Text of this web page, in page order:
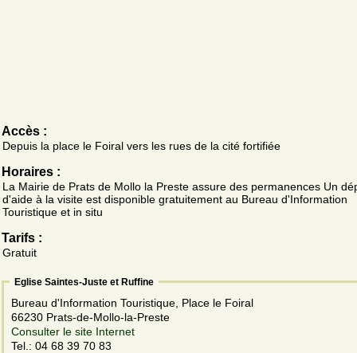
Accès :
Depuis la place le Foiral vers les rues de la cité fortifiée
Horaires :
La Mairie de Prats de Mollo la Preste assure des permanences Un
d'aide à la visite est disponible gratuitement au Bureau d'Information
Touristique et in situ
Tarifs :
Gratuit
Eglise Saintes-Juste et Ruffine
Bureau d'Information Touristique, Place le Foiral
66230 Prats-de-Mollo-la-Preste
Consulter le site Internet
Tel.: 04 68 39 70 83